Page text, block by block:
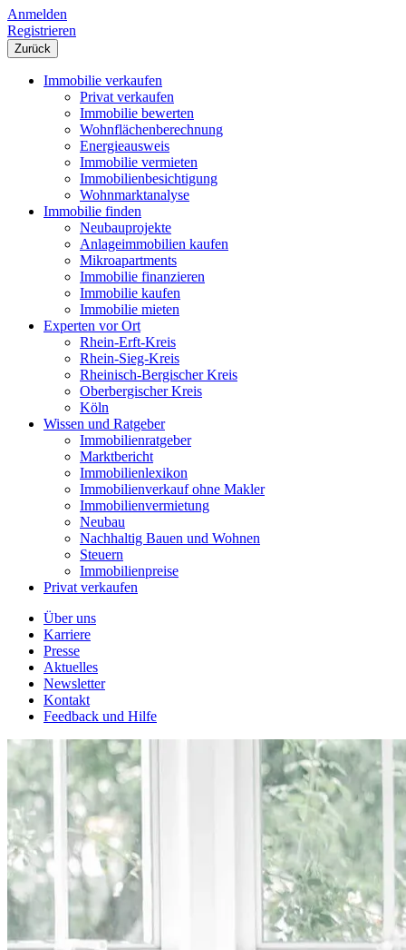
Anmelden
Registrieren
Zurück
Immobilie verkaufen
Privat verkaufen
Immobilie bewerten
Wohnflächenberechnung
Energieausweis
Immobilie vermieten
Immobilienbesichtigung
Wohnmarktanalyse
Immobilie finden
Neubauprojekte
Anlageimmobilien kaufen
Mikroapartments
Immobilie finanzieren
Immobilie kaufen
Immobilie mieten
Experten vor Ort
Rhein-Erft-Kreis
Rhein-Sieg-Kreis
Rheinisch-Bergischer Kreis
Oberbergischer Kreis
Köln
Wissen und Ratgeber
Immobilienratgeber
Marktbericht
Immobilienlexikon
Immobilienverkauf ohne Makler
Immobilienvermietung
Neubau
Nachhaltig Bauen und Wohnen
Steuern
Immobilienpreise
Privat verkaufen
Über uns
Karriere
Presse
Aktuelles
Newsletter
Kontakt
Feedback und Hilfe